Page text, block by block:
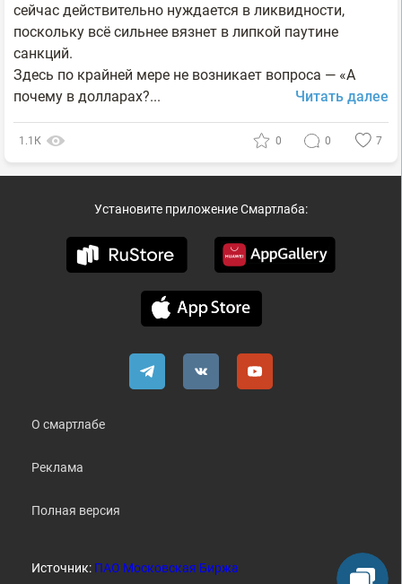
сейчас действительно нуждается в ликвидности,
поскольку всё сильнее вязнет в липкой паутине
санкций.
Здесь по крайней мере не возникает вопроса — «А
почему в долларах?...
Читать далее
1.1К 0 0 7
Установите приложение Смартлаба:
О смартлабе
Реклама
Полная версия
Источник: ПАО Московская Биржа